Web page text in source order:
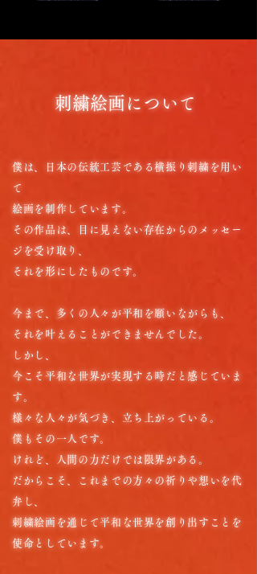
刺繍絵画について
僕は、日本の伝統工芸である横振り刺繍を用い
て
絵画を制作しています。
その作品は、目に見えない存在からのメッセー
ジを受け取り、
それを形にしたものです。
今まで、多くの人々が平和を願いながらも、
それを叶えることができませんでした。
しかし、
今こそ平和な世界が実現する時だと感じていま
す。
様々な人々が気づき、立ち上がっている。
僕もその一人です。
けれど、人間の力だけでは限界がある。
だからこそ、これまでの方々の祈りや想いを代
弁し、
刺繍絵画を通じて平和な世界を創り出すことを
使命としています。